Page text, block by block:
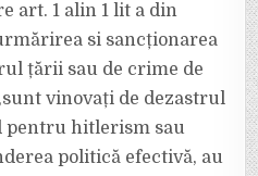
art. 1 alin 1 lit a din
si sancționarea
țării sau de crime de
vinovați de dezastrul
pentru hitlerism sau
politică efectivă, au